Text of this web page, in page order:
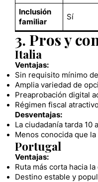
Inclusión
familiar
Sí
3. Pros y
Italia
Ventajas:
Sin requisito mínimo
Amplia variedad de
Preaprobación digital
Régimen fiscal
Desventajas:
La ciudadanía tarda 10
Menos conocida que
Portugal
Ventajas:
Ruta más corta hacia
Destino estable y